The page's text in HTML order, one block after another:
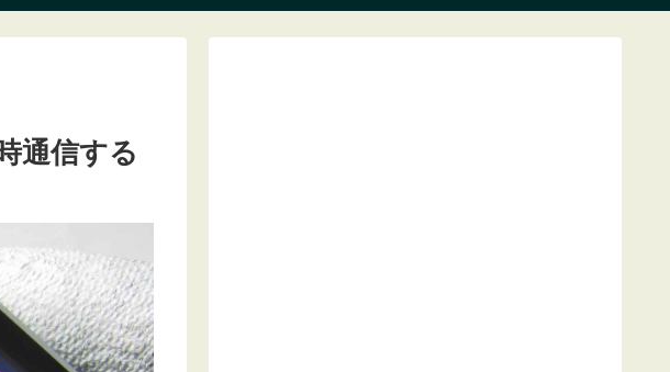
通信する